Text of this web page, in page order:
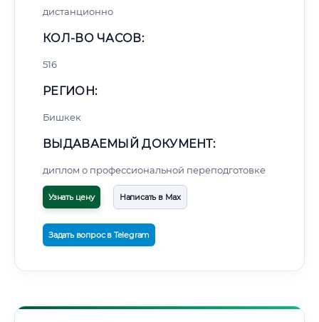
дистанционно
КОЛ-ВО ЧАСОВ:
516
РЕГИОН:
Бишкек
ВЫДАВАЕМЫЙ ДОКУМЕНТ:
диплом о профессиональной переподготовке
Узнать цену Написать в Max
Задать вопрос в Telegram